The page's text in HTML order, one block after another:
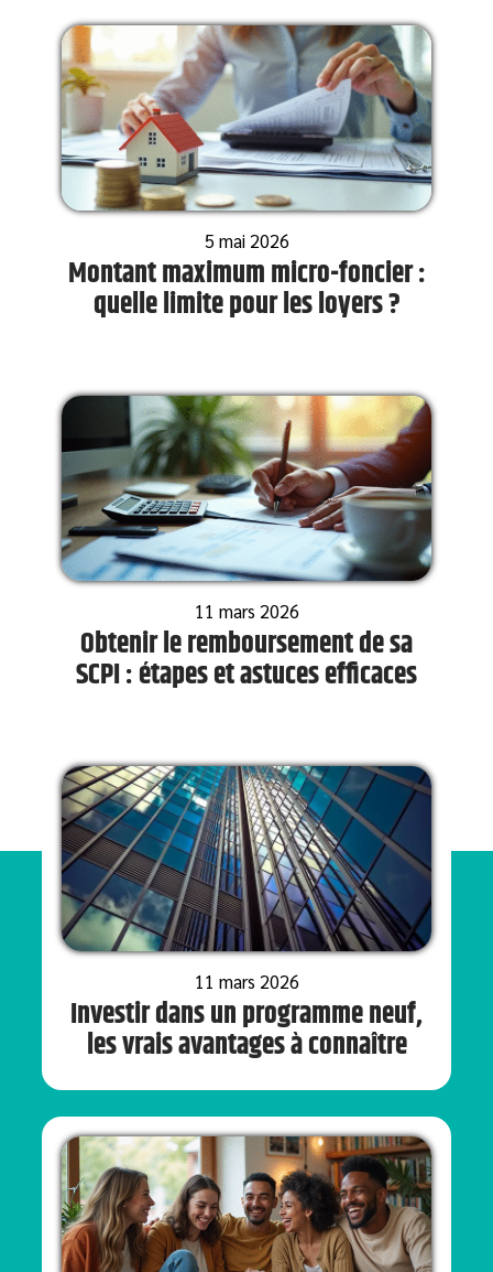
5 mai 2026
Montant maximum micro-foncier :
quelle limite pour les loyers ?
11 mars 2026
Obtenir le remboursement de sa
SCPI : étapes et astuces efficaces
11 mars 2026
Investir dans un programme neuf,
les vrais avantages à connaître